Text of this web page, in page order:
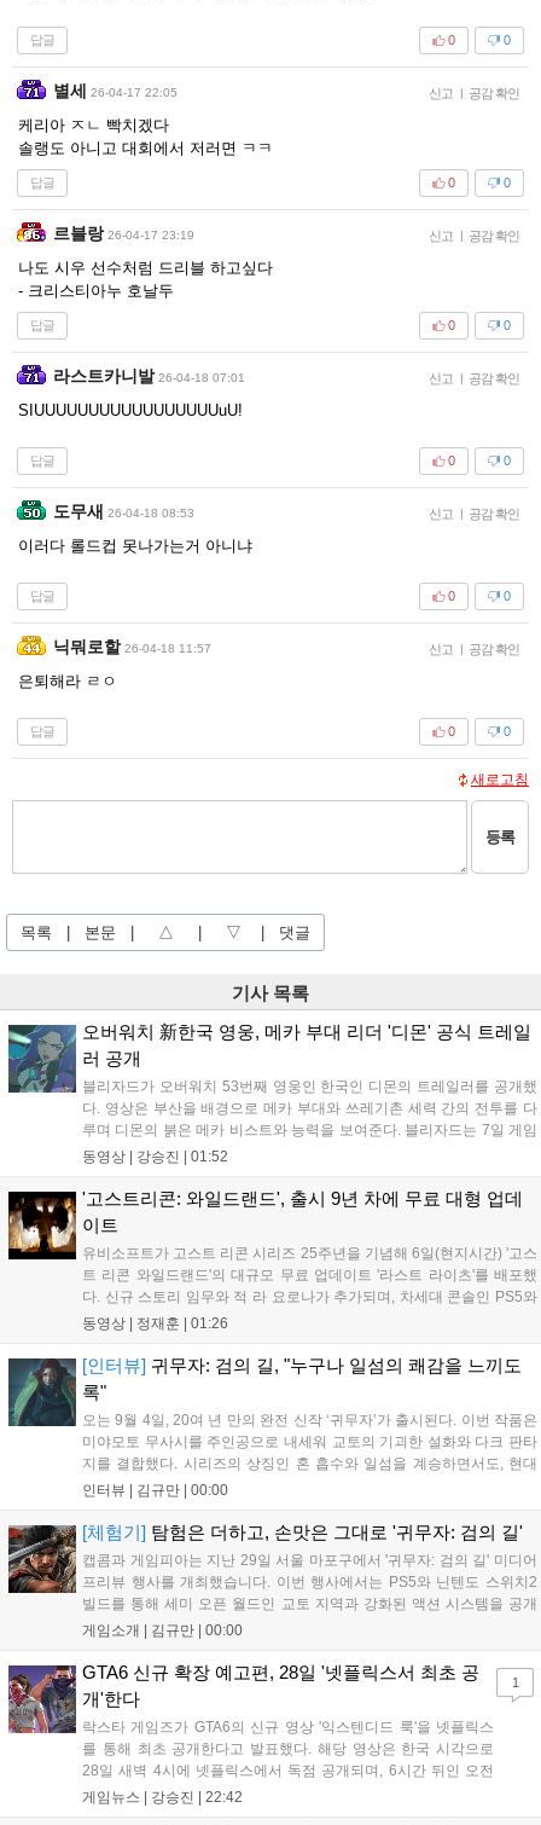
답글 0
0
별세 26-04-17 22:05 신고 | 공감 확인
케리아 ㅈㄴ 빡치겠다
솔랭도 아니고 대회에서 저러면 ㅋㅋ
답글 0
0
르블랑 26-04-17 23:19 신고 | 공감 확인
나도 시우 선수처럼 드리블 하고싶다
- 크리스티아누 호날두
답글 0
0
라스트카니발 26-04-18 07:01 신고 | 공감 확인
SIUUUUUUUUUUUUUUUUUuU!
답글 0
0
도무새 26-04-18 08:53 신고 | 공감 확인
이러다 롤드컵 못나가는거 아니냐
답글 0
0
닉뭐로할 26-04-18 11:57 신고 | 공감 확인
은퇴해라 ㄹㅇ
답글 0
0
새로고침
등록
목록 | 본문 | △ | ▽ | 댓글
기사 목록
오버워치 新한국 영웅, 메카 부대 리더 '디몬' 공식 트레일
러 공개
블리자드가 오버워치 53번째 영웅인 한국인 디몬의 트레일러를 공개했
다. 영상은 부산을 배경으로 메카 부대와 쓰레기촌 세력 간의 전투를 다
루며 디몬의 붉은 메카 비스트와 능력을 보여준다. 블리자드는 7일 게임
플레이 영상 공개를 시작으로 10일 시즌4 트레일러를 선보이며, 11일 시
론의 대립이 본격화될 전망이다....
동영상 | 강승진 | 01:52
'고스트리콘: 와일드랜드', 출시 9년 차에 무료 대형 업데
이트
유비소프트가 고스트 리콘 시리즈 25주년을 기념해 6일(현지시간) '고스
트 리콘 와일드랜드'의 대규모 무료 업데이트 '라스트 라이츠'를 배포했
다. 신규 스토리 임무와 적 라 요로나가 추가되며, 차세대 콘솔인 PS5와
Xbox Series X|S에서 4K 60FPS를 지원한다. 또한 편의성 개선과 함께
리를 제공한다....
동영상 | 정재훈 | 01:26
[인터뷰] 귀무자: 검의 길, "누구나 일섬의 쾌감을 느끼도
록"
오는 9월 4일, 20여 년 만의 완전 신작 ‘귀무자’가 출시된다. 이번 작품은
미야모토 무사시를 주인공으로 내세워 교토의 기괴한 설화와 다크 판타
지를 결합했다. 시리즈의 상징인 혼 흡수와 일섬을 계승하면서도, 현대
적인 검극 액션과 '무너뜨리기 일섬'을 더해 전투의 깊이를 더했다. 개발
하고자 했으며, 실제 검술 전문가의 모션 캡처를 통해 리얼리티를 극대
다르지만, 특유의 통쾌한 손맛과 다크 판타지 분위기를 충실히 담아내어
시리즈 팬과 신규 이용자 모두에게 새로운 재미를 선사할 예정이다....
인터뷰 | 김규만 | 00:00
[체험기] 탐험은 더하고, 손맛은 그대로 '귀무자: 검의 길'
캡콤과 게임피아는 지난 29일 서울 마포구에서 '귀무자: 검의 길' 미디어
프리뷰 행사를 개최했습니다. 이번 행사에서는 PS5와 닌텐도 스위치2
빌드를 통해 세미 오픈 월드인 교토 지역과 강화된 액션 시스템을 공개
했습니다. 주인공 미야모토 무사시가 오니를 정화하는 과정을 담았으며,
탄탄한 게임성을 선보여 기대감을 높였습니다....
게임소개 | 김규만 | 00:00
GTA6 신규 확장 예고편, 28일 '넷플릭스서 최초 공
개'한다
락스타 게임즈가 GTA6의 신규 영상 '익스텐디드 룩'을 넷플릭스
를 통해 최초 공개한다고 발표했다. 해당 영상은 한국 시각으로
28일 새벽 4시에 넷플릭스에서 독점 공개되며, 6시간 뒤인 오전
10시부터 공식 유튜브와 홈페이지에서도 확인할 수 있다. 기존보
게임뉴스 | 강승진 | 22:42
1